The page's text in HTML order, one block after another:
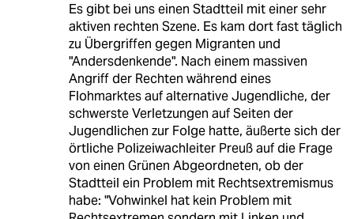
Es gibt bei uns einen Stadtteil mit einer sehr
aktiven rechten Szene. Es kam dort fast täglich
zu Übergriffen gegen Migranten und
"Andersdenkende". Nach einem massiven
Angriff der Rechten während eines
Flohmarktes auf alternative Jugendliche, der
schwerste Verletzungen auf Seiten der
Jugendlichen zur Folge hatte, äußerte sich der
örtliche Polizeiwachleiter Preuß auf die Frage
von einen Grünen Abgeordneten, ob der
Stadtteil ein Problem mit Rechtsextremismus
habe: "Vohwinkel hat kein Problem mit